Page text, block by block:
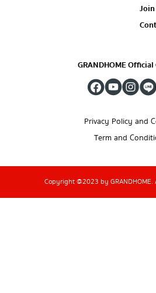
GRANDHOME
Privacy Policy and
Term and
Copyright @2023 by GRANDHOME.